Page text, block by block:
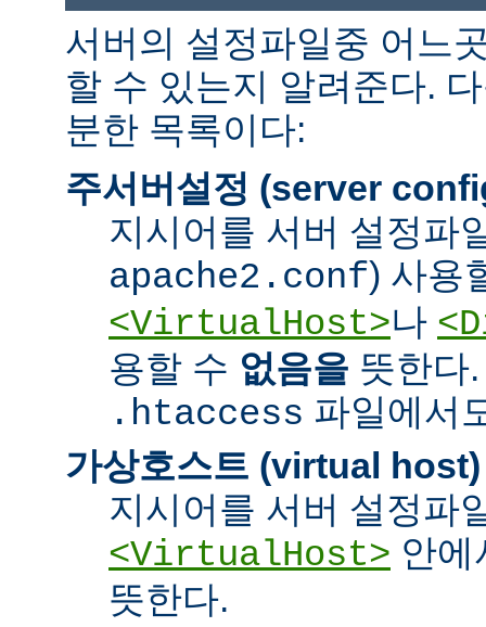
서버의 설정파일중 어느
할 수 있는지 알려준다.
분한 목록이다:
주서버설정 (server
지시어를 서버 설정파
apache2.conf) 사용
<VirtualHost>나
용할 수 없음을 뜻한다
.htaccess 파일에서
가상호스트 (virtual host)
지시어를 서버 설정파
<VirtualHost> 안에
뜻한다.